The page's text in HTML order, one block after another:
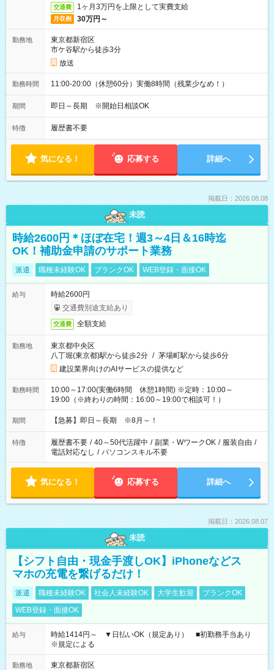
交通費 1ヶ月3万円を上限として実費支給
月収例 30万円～
勤務地
東京都新宿区
市ケ谷駅から徒歩3分
放送
勤務時間 11:00-20:00（休憩60分）実働8時間（残業少なめ！）
期間 即日～長期 ※開始日相談OK
特徴 履歴書不要
気になる！ 応募する 詳細へ
掲載日：2026.08.08
未読
時給2600円＊ほぼ在宅！週3～4日＆16時迄
OK！補助金申請のサポート業務
派遣 職種未経験OK ブランクOK WEB登録・面接OK
給与
時給2600円
交通費別途支給あり
交通費 全額支給
勤務地
東京都中央区
八丁堀(東京都)駅から徒歩2分 / 茅場町駅から徒歩6分
建設業界向けのAIサービスの提供など
勤務時間
10:00～17:00(実働6時間 休憩1時間) ※定時：10:00～
19:00（※終わりの時間：16:00～19:00で相談可！）
期間 【急募】即日～長期 ※8月～！
特徴 履歴書不要 / 40～50代活躍中 / 副業・WワークOK / 服装自由 /
電話対応なし / パソコンスキル不要
気になる！ 応募する 詳細へ
掲載日：2026.08.07
未読
【シフト自由・現金手渡しOK】iPhoneなどス
マホの充電を繋げるだけ！
派遣 職種未経験OK 社会人未経験OK 大学生歓迎
ブランクOK
WEB登録・面接OK
給与
時給1414円～ ▼日払いOK（規定あり） ■初勤務手当あり
※規定による
勤務地
東京都新宿区